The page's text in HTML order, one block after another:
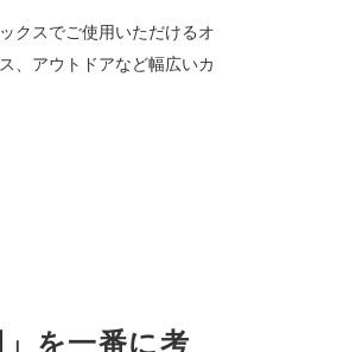
クスでご使用いただけるオ
、アウトドアなど幅広いカ
」を一番に考